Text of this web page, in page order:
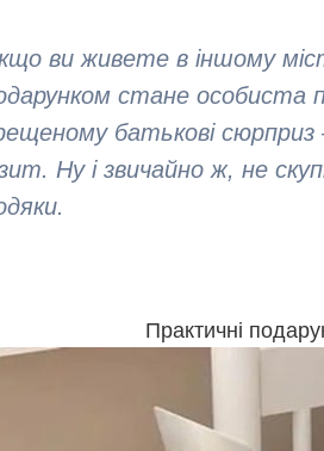
ви живете в іншому
стане особиста
батькові
Ну і звичайно ж, не
Практичні